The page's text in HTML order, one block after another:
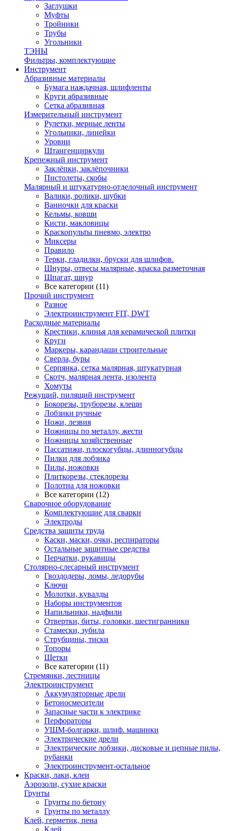
Заглушки
Муфты
Тройники
Трубы
Угольники
ТЭНЫ
Фильтры, комплектующие
Инструмент
Абразивные материалы
Бумага наждачная, шлифленты
Круги абразивные
Сетка абразивная
Измерительный инструмент
Рулетки, мерные ленты
Угольники, линейки
Уровни
Штангенциркули
Крепежный инструмент
Заклёпки, заклёпочники
Пистолеты, скобы
Малярный и штукатурно-отделочный инструмент
Валики, ролики, шубки
Ванночки для краски
Кельмы, ковши
Кисти, макловицы
Краскопульты пневмо, электро
Миксеры
Правило
Терки, гладилки, бруски для шлифов.
Шнуры, отвесы малярные, краска разметочная
Шпагат, шнур
Все категории (11)
Прочий инструмент
Разное
Электроинструмент FIT, DWT
Расходные материалы
Крестики, клинья для керамической плитки
Круги
Маркеры, карандаши строительные
Сверла, буры
Серпянка, сетка малярная, штукатурная
Скотч, малярная лента, изолента
Хомуты
Режущий, пилящий инструмент
Бокорезы, труборезы, клещи
Лобзики ручные
Ножи, лезвия
Ножницы по металлу, жести
Ножницы хозяйственные
Пассатижи, плоскогубцы, длинногубцы
Пилки для лобзика
Пилы, ножовки
Плиткорезы, стеклорезы
Полотна для ножовки
Все категории (12)
Сварочное оборудование
Комплектующие для сварки
Электроды
Средства защиты труда
Каски, маски, очки, респираторы
Остальные защитные средства
Перчатки, рукавицы
Столярно-слесарный инструмент
Гвоздодеры, ломы, ледорубы
Ключи
Молотки, кувалды
Наборы инструментов
Напильники, надфили
Отвертки, биты, головки, шестигранники
Стамески, зубила
Струбцины, тиски
Топоры
Щетки
Все категории (11)
Стремянки, лестницы
Электроинструмент
Аккумуляторные дрели
Бетоносмесители
Запасные части к электрике
Перфораторы
УШМ-болгарки, шлиф. машинки
Электрические дрели
Электрические лобзики, дисковые и цепные пилы,
рубанки
Электроинструмент-остальное
Краски, лаки, клеи
Аэрозоли, сухие краски
Грунты
Грунты по бетону
Грунты по металлу
Клей, герметик, пена
Клей